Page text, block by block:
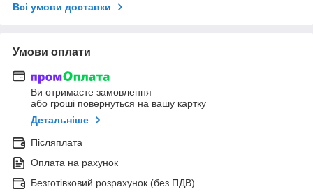
Всі умови доставки
Умови оплати
Ви отримаєте замовлення
або гроші повернуться на вашу картку
Детальніше
Післяплата
Оплата на рахунок
Безготівковий розрахунок (без ПДВ)